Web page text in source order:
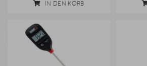
IN DEN KORB